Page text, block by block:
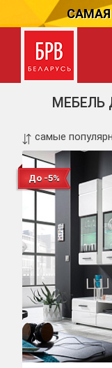
САМАЯ
МЕБЕЛЬ
До -5%